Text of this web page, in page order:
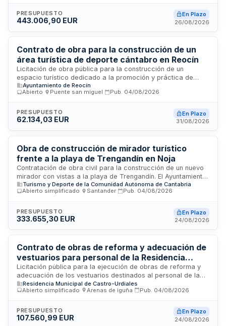
Se adjudicará al licitador que presente la oferta económica
más ventajosa conforme a los criterios de valoración
ofertado.
PRESUPUESTO
443.006,90 EUR
En Plazo
26/08/2026
Contrato de obra para la construcción de un
área turística de deporte cántabro en Reocín
Licitación de obra pública para la construcción de un
espacio turístico dedicado a la promoción y práctica de
deportes y juegos tradicionales cántabros. El proyecto,
ubicado en el término municipal de Reocín, tiene como
permitiendo que turistas y visitantes conozcan la cultura
inmaterial y etnográfica de Cantabria. Las prestaciones
de actividades deportivas tradicionales y la organización de
eventos que atraigan tanto a residentes como a turistas. La
obra es cofinanciada por la Secretaría de Estado de
Turismo, la Comunidad Autónoma de Cantabria y el
Ayuntamiento de Reocín en el marco del Plan de
Sostenibilidad Turística.
Ayuntamiento de Reocín
Abierto
Puente san miguel Pub. 04/08/2026
PRESUPUESTO
62.134,03 EUR
En Plazo
31/08/2026
Obra de construcción de mirador turístico
frente a la playa de Trengandín en Noja
Contratación de obra civil para la construcción de un nuevo
mirador con vistas a la playa de Trengandín. El Ayuntamiento
de Noja licita esta actuación con duración de ocho meses,
financiada mediante presupuesto distribuido en dos
obras públicas y disposición de maquinaria específica para
la ejecución de los trabajos.
Turismo y Deporte de la Comunidad Autónoma de Cantabria
Abierto simplificado
Santander Pub. 04/08/2026
PRESUPUESTO
333.655,30 EUR
En Plazo
24/08/2026
Contrato de obras de reforma y adecuación de
vestuarios para personal de la Residencia
Municipal de Castro-Urdiales
Licitación pública para la ejecución de obras de reforma y
adecuación de los vestuarios destinados al personal de la
Residencia Municipal de Castro-Urdiales. El contrato
comprende los trabajos descritos en el proyecto aprobado
administrativas a satisfacer. La dirección facultativa de la
obra será responsable de supervisar la ejecución, garantizar
Residencia Municipal de Castro-Urdiales
Abierto simplificado
Arenas de iguña Pub. 04/08/2026
PRESUPUESTO
107.560,99 EUR
En Plazo
24/08/2026